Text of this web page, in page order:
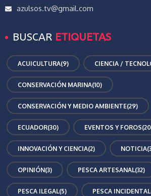
azulsos.tv@gmail.com
BUSCAR ETIQUETAS
ACUICULTURA(9) CIENCIA /
CONSERVACIÓN MARINA(10)
CONSERVACIÓN Y MEDIO AMBIENTE(29)
ECUADOR(30) EVENTOS Y FOROS
INNOVACIÓN Y CIENCIA(2) NOTICIA
OPINIÓN(3) PESCA ARTESANAL(32)
PESCA ILEGAL(5) PESCA INCIDENTAL